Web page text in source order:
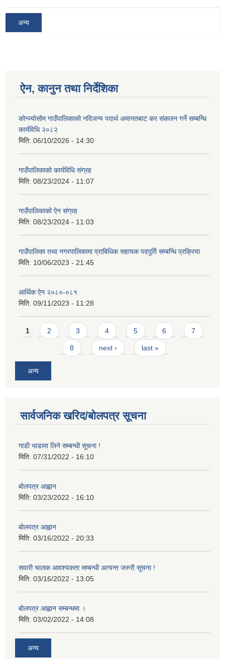
अन्य
ऐन, कानुन तथा निर्देशिका
कोन्ज्योसोम गाउँपालिकाको नदिजन्य पदार्थ अमानतबाट कर संकलन गर्ने सम्बन्धि
कार्यविधि २०८२
मिति: 06/10/2026 - 14:30
गाउँपालिकाको कार्यविधि संग्रह
मिति: 08/23/2024 - 11:07
गाउँपालिकाको ऐन संग्रह
मिति: 08/23/2024 - 11:03
गाउँपालिका तथा नगरपालिकामा प्राबिधिक सहायक पदपूर्ति सम्बन्धि प्रक्रिया
मिति: 10/06/2023 - 21:45
आर्थिक ऐन २०८०-०८१
मिति: 09/11/2023 - 11:28
Pages
1 2 3 4 5 6 7
8 next › last »
अन्य
सार्वजनिक खरिद/बोलपत्र सूचना
गाडी भाडामा लिने सम्बन्धी सूचना !
मिति: 07/31/2022 - 16:10
बोलपत्र आह्वान
मिति: 03/23/2022 - 16:10
बोलपत्र आह्वान
मिति: 03/16/2022 - 20:33
सवारी चालक आवश्यकता सम्बन्धी अत्यन्त जरुरी सूचना !
मिति: 03/16/2022 - 13:05
बोलपत्र आह्वान सम्बन्धमा ।
मिति: 03/02/2022 - 14:08
अन्य